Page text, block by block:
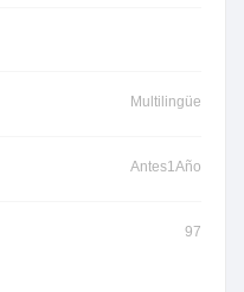
Multilingüe
Antes1Año
97